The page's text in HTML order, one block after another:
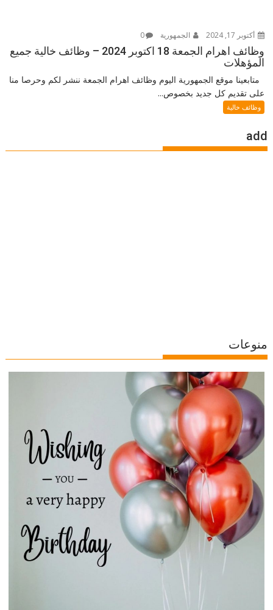
أكتوبر 17, 2024 الجمهورية 0
وظائف اهرام الجمعة 18 اكتوبر 2024 – وظائف خالية جميع
المؤهلات
متابعينا موقع الجمهورية اليوم وظائف اهرام الجمعة ننشر لكم وحرصا منا
على تقديم كل جديد بخصوص...
وظائف خالية
add
منوعات